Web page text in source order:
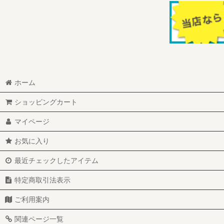
ホーム
ショッピングカート
マイページ
お気に入り
最近チェックしたアイテム
特定商取引法表示
ご利用案内
関連ページ一覧